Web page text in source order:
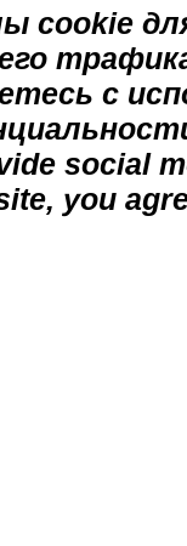
cookie
с
social
you